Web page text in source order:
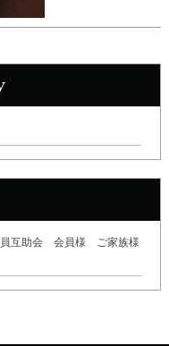
員互助会 会員様 ご家族様